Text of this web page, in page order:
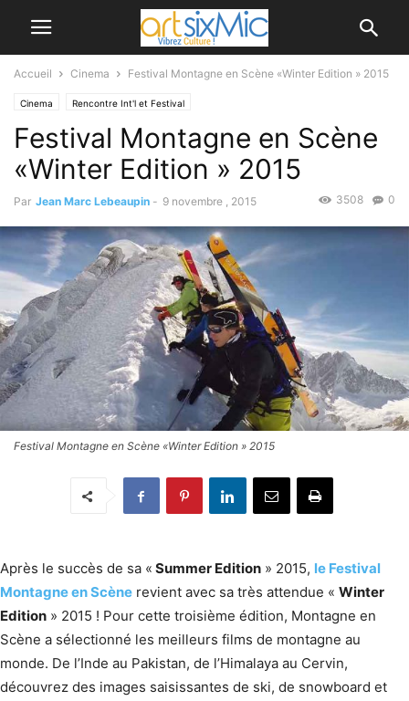
Accueil Cinema Festival Montagne en Scène «Winter Edition » 2015
Cinema Rencontre Int'l et Festival
Festival Montagne en Scène
«Winter Edition » 2015
Par Jean Marc Lebeaupin - 9 novembre , 2015 0
3508
Festival Montagne en Scène «Winter Edition » 2015
Après le succès de sa « Summer Edition » 2015, le Festival
Montagne en Scène revient avec sa très attendue « Winter
Edition » 2015 ! Pour cette troisième édition, Montagne en
Scène a sélectionné les meilleurs films de montagne au
monde. De l’Inde au Pakistan, de l’Himalaya au Cervin,
découvrez des images saisissantes de ski, de snowboard et